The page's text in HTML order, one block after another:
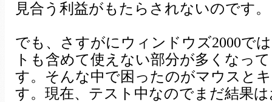
見合う利益がもたらされないのです。
でも、さすがにウィンドウズ2000で
トも含めて使えない部分が多くなっ
す。そんな中で困ったのがマウスと
す。現在、テスト中なのでまだ結果